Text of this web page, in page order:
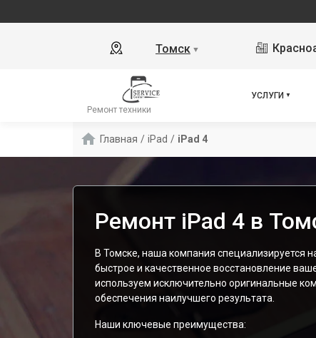
Томск ▼
Ремонт техники
УСЛУГИ
Главная / iPad / iPad 4
Ремонт iPad 4 в
В Томске, наша компания специализируется
быстрое и качественное восстановление
используем исключительно оригинальные
обеспечения наилучшего результата.
Наши ключевые преимущества: